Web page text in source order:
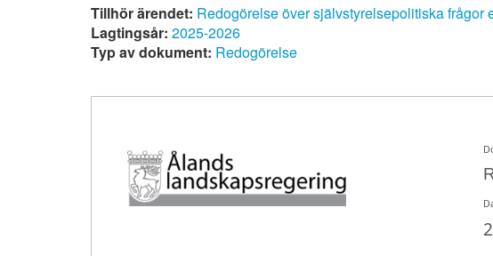
Tillhör ärendet: Redogörelse över självstyrelsepolitiska
Lagtingsår: 2025-2026
Typ av dokument: Redogörelse